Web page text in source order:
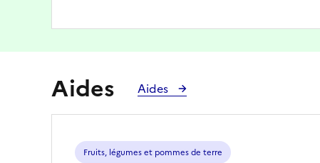
Aides Aides
Fruits, légumes et pommes de terre